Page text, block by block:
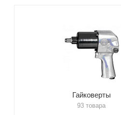
Гайковерты
93 товара